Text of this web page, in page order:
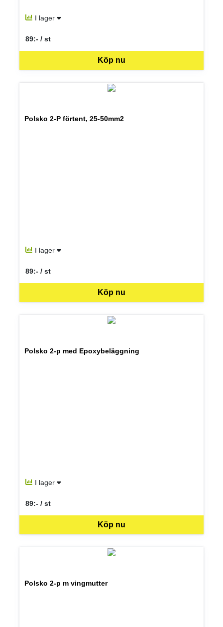
I lager
Köp nu
89:- / st
SEK per ST
Polsko 2-P förtent, 25-50mm2
I lager
Köp nu
89:- / st
SEK per ST
Polsko 2-p med Epoxybeläggning
I lager
Köp nu
89:- / st
SEK per ST
Polsko 2-p m vingmutter